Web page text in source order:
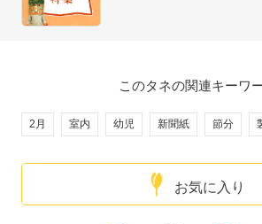
お気に入り
このタネの関連キーワ
2月 室内 幼児 新聞紙 節分